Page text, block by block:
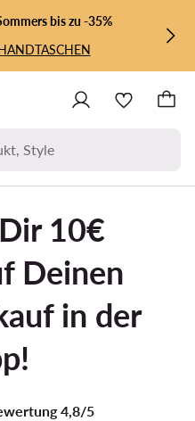
bis zu -35%
Style
10€
Deinen
in der
4,8/5